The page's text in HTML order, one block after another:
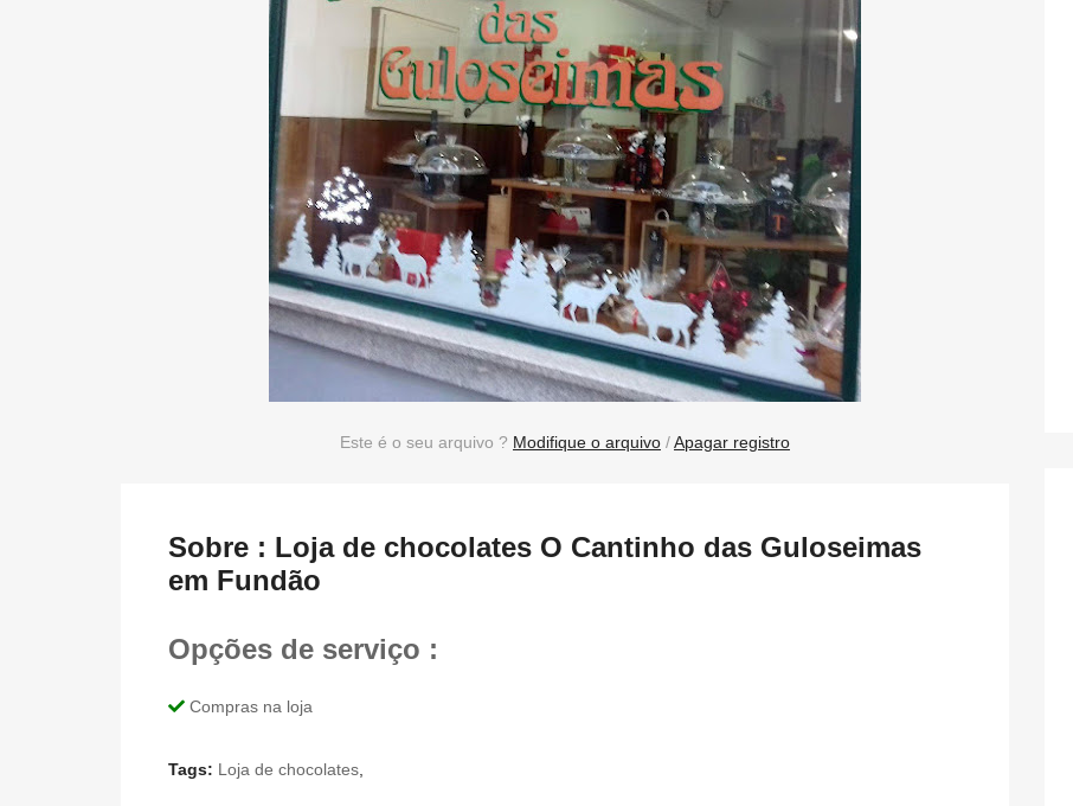
Este é o seu arquivo ? Modifique o arquivo /Apagar registro
Sobre : Loja de chocolates O Cantinho das Guloseimas
em Fundão
Opções de serviço :
Compras na loja
Tags: Loja de chocolates